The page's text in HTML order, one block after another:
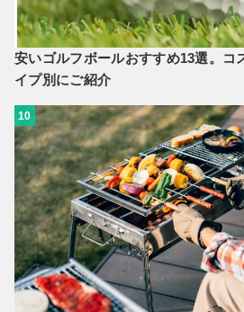
安いゴルフボールおすすめ13選。コ
イプ別にご紹介
10